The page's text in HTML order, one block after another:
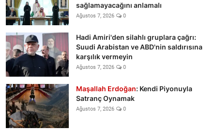
sağlamayacağını anlamalı
Ağustos 7, 2026 0
Hadi Amiri'den silahlı gruplara çağrı:
Suudi Arabistan ve ABD'nin saldırısına
karşılık vermeyin
Ağustos 7, 2026 0
Maşallah Erdoğan: Kendi Piyonuyla
Satranç Oynamak
Ağustos 7, 2026 0